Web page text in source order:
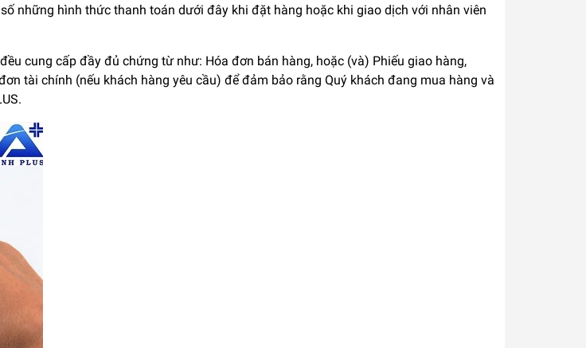
những hình thức thanh toán dưới đây khi đặt hàng hoặc khi giao dịch với nhân viên
cung cấp đầy đủ chứng từ như: Hóa đơn bán hàng, hoặc (và) Phiếu giao hàng,
tài chính (nếu khách hàng yêu cầu) để đảm bảo rằng Quý khách đang mua hàng và